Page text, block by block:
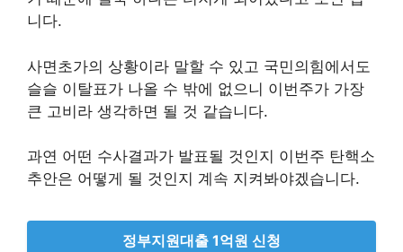
니다.
사면초가의 상황이라 말할 수 있고 국민의힘에서도
슬슬 이탈표가 나올 수 밖에 없으니 이번주가 가장
큰 고비라 생각하면 될 것 같습니다.
과연 어떤 수사결과가 발표될 것인지 이번주 탄핵소
추안은 어떻게 될 것인지 계속 지켜봐야겠습니다.
정부지원대출 1억원 신청